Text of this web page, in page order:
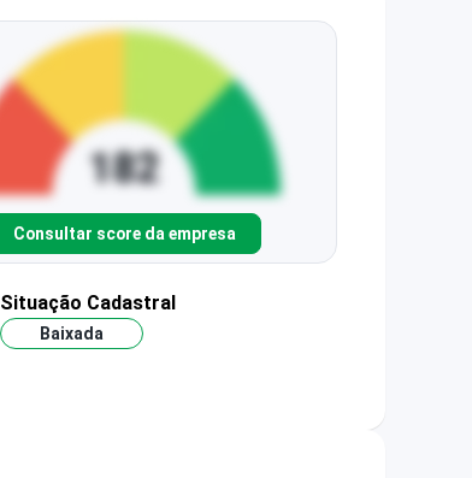
Consultar score da empresa
Situação Cadastral
Baixada